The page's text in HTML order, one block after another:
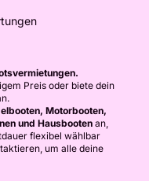
Preis oder biete dein
Motorbooten,
und Hausbooten an,
flexibel wählbar
um alle deine